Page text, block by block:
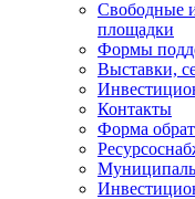
Свободные
площадки
Формы
Выставки,
Контакты
Форма